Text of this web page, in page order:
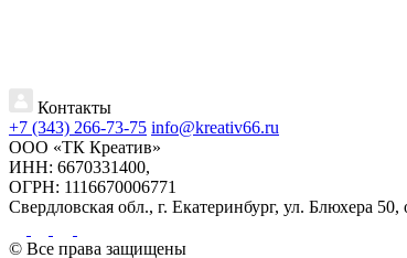
Контакты
+7 (343) 266-73-75 info@kreativ66.ru
ООО «ТК Креатив»
ИНН: 6670331400,
ОГРН: 1116670006771
Свердловская обл., г. Екатеринбург, ул. Блюхера
© Все права защищены